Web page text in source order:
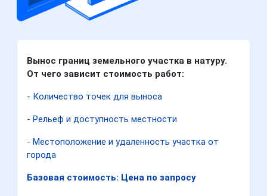
Вынос границ земельного участка в натуру.
От чего зависит стоимость работ:
- Количество точек для выноса
- Рельеф и доступность местности
- Местоположение и удаленность участка от
города
Базовая стоимость: Цена по запросу